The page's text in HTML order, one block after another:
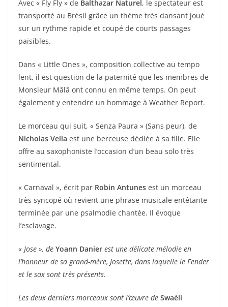
Avec « Fly Fly » de Balthazar Naturel, le spectateur est
transporté au Brésil grâce un thème très dansant joué
sur un rythme rapide et coupé de courts passages
paisibles.
Dans « Little Ones », composition collective au tempo
lent, il est question de la paternité que les membres de
Monsieur Mâlâ ont connu en même temps. On peut
également y entendre un hommage à Weather Report.
Le morceau qui suit, « Senza Paura » (Sans peur), de
Nicholas Vella est une berceuse dédiée à sa fille. Elle
offre au saxophoniste l’occasion d’un beau solo très
sentimental.
« Carnaval », écrit par Robin Antunes est un morceau
très syncopé où revient une phrase musicale entêtante
terminée par une psalmodie chantée. Il évoque
l’esclavage.
« Jose », de Yoann Danier est une délicate mélodie en
l’honneur de sa grand-mère, Josette, dans laquelle le Fender
et le sax sont très présents.
Les deux derniers morceaux sont l’œuvre de Swaéli